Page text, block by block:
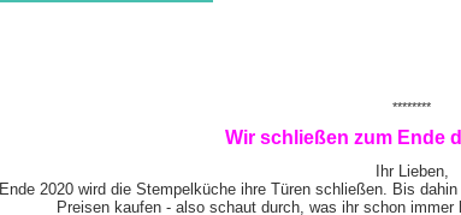
********
Wir schließen zum Ende
Ihr Lieben,
Ende 2020 wird die Stempelküche ihre Türen schließen. Bis
Preisen kaufen - also schaut durch, was ihr schon